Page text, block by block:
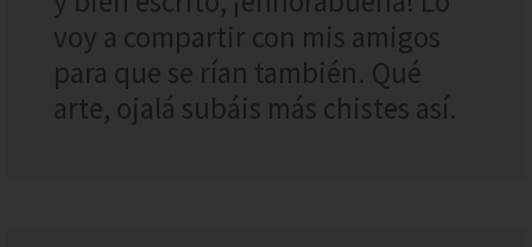
voy a compartir con mis amigos
para que se rían también. Qué
arte, ojalá subáis más chistes así.